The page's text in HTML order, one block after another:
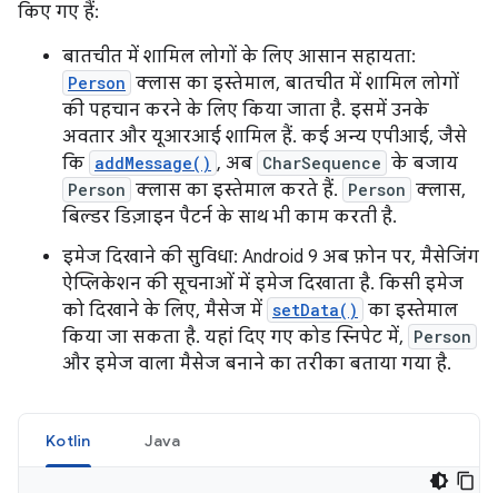
किए गए हैं:
बातचीत में शामिल लोगों के लिए आसान सहायता:
Person क्लास का इस्तेमाल, बातचीत में शामिल लोगों
की पहचान करने के लिए किया जाता है. इसमें उनके
अवतार और यूआरआई शामिल हैं. कई अन्य एपीआई, जैसे
कि addMessage() , अब CharSequence के बजाय
Person क्लास का इस्तेमाल करते हैं. Person क्लास,
बिल्डर डिज़ाइन पैटर्न के साथ भी काम करती है.
इमेज दिखाने की सुविधा: Android 9 अब फ़ोन पर, मैसेजिंग
ऐप्लिकेशन की सूचनाओं में इमेज दिखाता है. किसी इमेज
को दिखाने के लिए, मैसेज में setData() का इस्तेमाल
किया जा सकता है. यहां दिए गए कोड स्निपेट में, Person
और इमेज वाला मैसेज बनाने का तरीका बताया गया है.
Kotlin Java